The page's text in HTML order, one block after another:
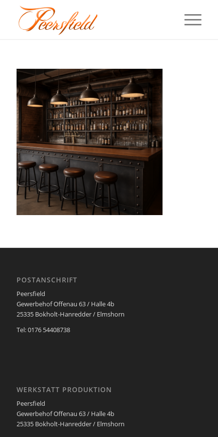
POSTANSCHRIFT
Peersfield
Gewerbehof Offenau 63 / Halle 4b
25335 Bokholt-Hanredder / Elmshorn
Tel: 0176 54408738
WERKSTATT PRODUKTION
Peersfield
Gewerbehof Offenau 63 / Halle 4b
25335 Bokholt-Hanredder / Elmshorn